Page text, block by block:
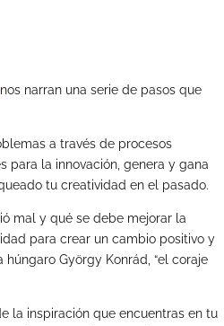
nos narran una serie de pasos que
a través de procesos
para la innovación, genera y gana
tu creatividad en el pasado.
mal y qué se debe mejorar la
para crear un cambio positivo y
György Konrád, “el coraje
la inspiración que encuentras en tu